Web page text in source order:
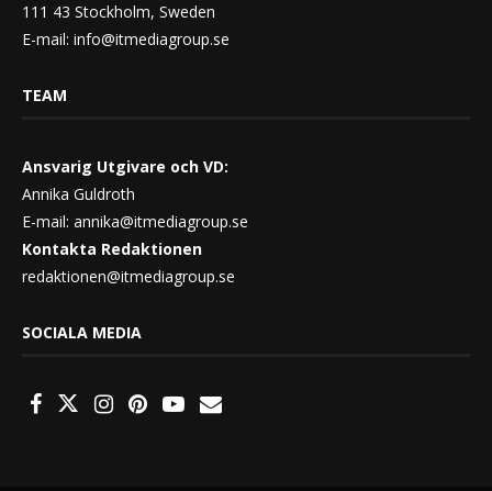
111 43 Stockholm, Sweden
E-mail: info@itmediagroup.se
TEAM
Ansvarig Utgivare och VD:
Annika Guldroth
E-mail: annika@itmediagroup.se
Kontakta Redaktionen
redaktionen@itmediagroup.se
SOCIALA MEDIA